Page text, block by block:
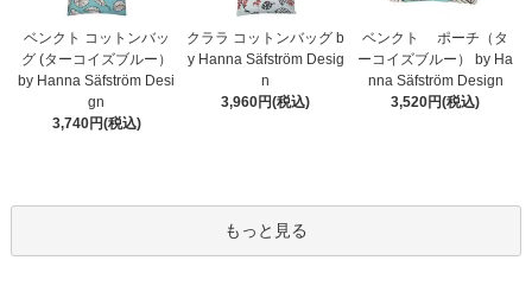
ベンクト コットンバッ
グ (ターコイズブルー）
by Hanna Säfström Desi
gn
3,740円(税込)
クララ コットンバッグ b
y Hanna Säfström Desig
n
3,960円(税込)
ベンクト ポーチ（タ
ーコイズブルー） by Ha
nna Säfström Design
3,520円(税込)
もっと見る